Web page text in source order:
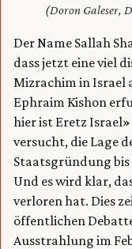
(Doron Galeser,
Der Name Sallah
dass jetzt eine viel
Mizrachim in Israel
Ephraim Kishon
hier ist Eretz
versucht, die Lage
Staatsgründung
Und es wird klar,
verloren hat. Dies
öffentlichen
Ausstrahlung im